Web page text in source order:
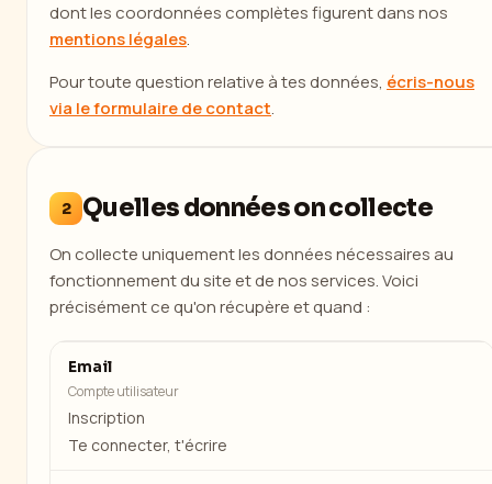
dont les coordonnées complètes figurent dans nos
mentions légales.
Pour toute question relative à tes données, écris-nous
via le formulaire de contact.
2 Quelles données on collecte
On collecte uniquement les données nécessaires au
fonctionnement du site et de nos services. Voici
précisément ce qu'on récupère et quand :
Email
Compte utilisateur
Inscription
Te connecter, t'écrire